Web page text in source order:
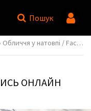
Пошук
Обличчя у натовпі / Faces in the Crowd
ОНЛАЙН